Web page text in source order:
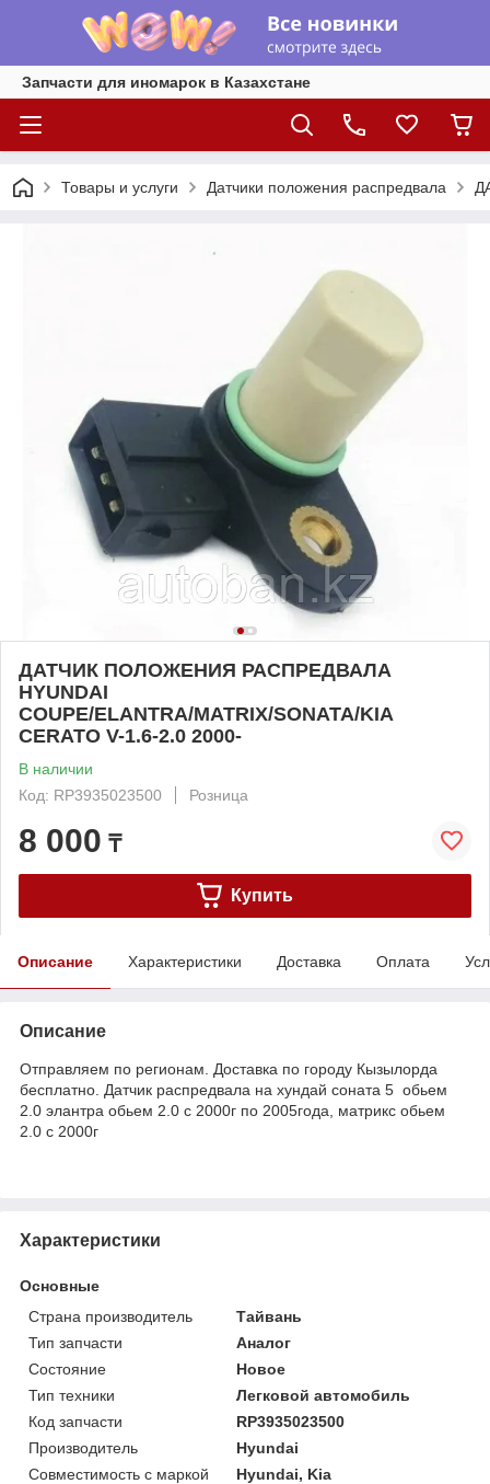
Запчасти для иномарок в Казахстане
Товары и услуги Датчики положения распредвала
ДАТЧИК ПОЛОЖЕНИЯ РАСПРЕДВАЛА
HYUNDAI
COUPE/ELANTRA/MATRIX/SONATA/KIA
CERATO V-1.6-2.0 2000-
В наличии
Код: RP3935023500
Розница
8 000 ₸
Купить
Описание Характеристики Доставка Оплата
Описание
Отправляем по регионам. Доставка по городу Кызылорда
бесплатно. Датчик распредвала на хундай соната 5 обьем
2.0 элантра обьем 2.0 с 2000г по 2005года, матрикс обьем
2.0 с 2000г
Характеристики
Основные
Страна производитель
Тайвань
Тип запчасти
Аналог
Состояние
Новое
Тип техники
Легковой автомобиль
Код запчасти
RP3935023500
Производитель
Hyundai
Совместимость с маркой
Hyundai, Kia